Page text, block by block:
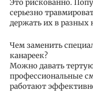
Это рискованно.
серьезно
держать их в разных
Чем заменить
канареек?
Можно давать
профессиональные
работают